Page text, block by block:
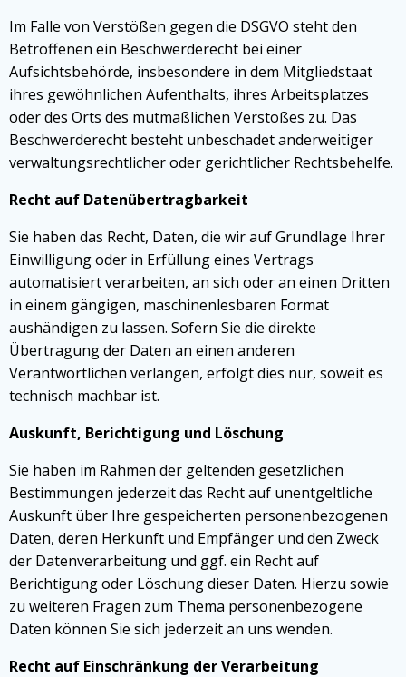
Im Falle von Verstößen gegen die DSGVO steht den
Betroffenen ein Beschwerderecht bei einer
Aufsichtsbehörde, insbesondere in dem Mitgliedstaat
ihres gewöhnlichen Aufenthalts, ihres Arbeitsplatzes
oder des Orts des mutmaßlichen Verstoßes zu. Das
Beschwerderecht besteht unbeschadet anderweitiger
verwaltungsrechtlicher oder gerichtlicher Rechtsbehelfe.
Recht auf Daten­übertrag­barkeit
Sie haben das Recht, Daten, die wir auf Grundlage Ihrer
Einwilligung oder in Erfüllung eines Vertrags
automatisiert verarbeiten, an sich oder an einen Dritten
in einem gängigen, maschinenlesbaren Format
aushändigen zu lassen. Sofern Sie die direkte
Übertragung der Daten an einen anderen
Verantwortlichen verlangen, erfolgt dies nur, soweit es
technisch machbar ist.
Auskunft, Berichtigung und Löschung
Sie haben im Rahmen der geltenden gesetzlichen
Bestimmungen jederzeit das Recht auf unentgeltliche
Auskunft über Ihre gespeicherten personenbezogenen
Daten, deren Herkunft und Empfänger und den Zweck
der Datenverarbeitung und ggf. ein Recht auf
Berichtigung oder Löschung dieser Daten. Hierzu sowie
zu weiteren Fragen zum Thema personenbezogene
Daten können Sie sich jederzeit an uns wenden.
Recht auf Einschränkung der Verarbeitung